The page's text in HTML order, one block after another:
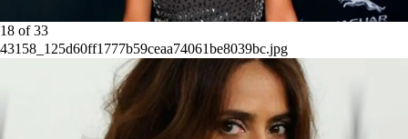
18 of33
43158_125d60ff1777b59ceaa74061be8039bc.jpg